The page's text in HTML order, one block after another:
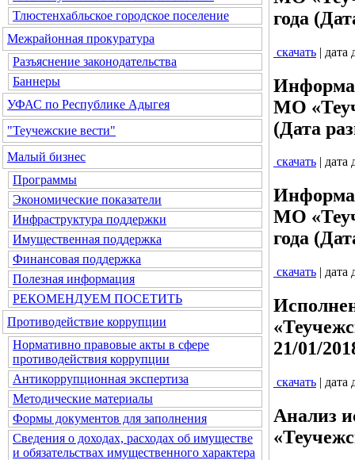
Тлюстенхабльское городское поселение
Межрайонная прокуратура
Разъяснение законодательства
Баннеры
УФАС по Республике Адыгея
"Теучежские вести"
Малый бизнес
Программы
Экономические показатели
Инфраструктура поддержки
Имущественная поддержка
Финансовая поддержка
Полезная информация
РЕКОМЕНДУЕМ ПОСЕТИТЬ
Противодействие коррупции
Нормативно правовые акты в сфере
противодействия коррупции
Антикоррупционная экспертиза
Методические материалы
Формы документов для заполнения
Сведения о доходах, расходах об имуществе
и обязательствах имущественного характера
года
скачать | дата
МО
(Дата
скачать | дата
МО
года
скачать | дата
21/01/
скачать | дата
Анализ